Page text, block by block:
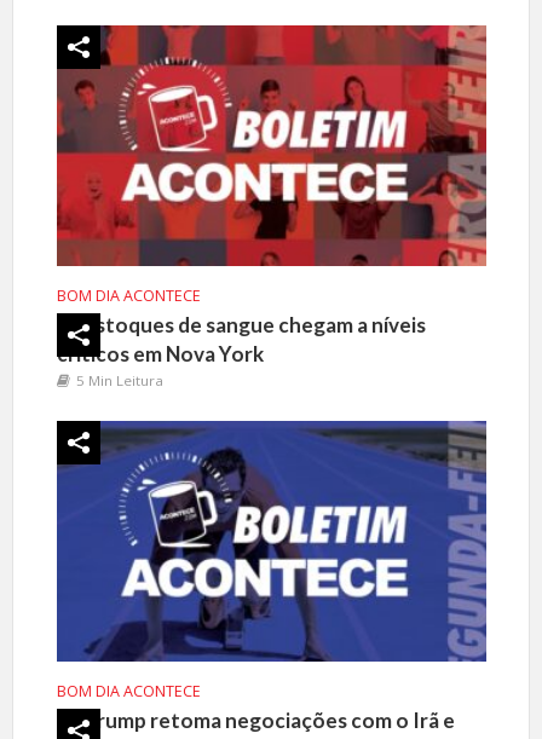
BOM DIA ACONTECE
Estoques de sangue chegam a níveis
críticos em Nova York
5 Min Leitura
BOM DIA ACONTECE
Trump retoma negociações com o Irã e